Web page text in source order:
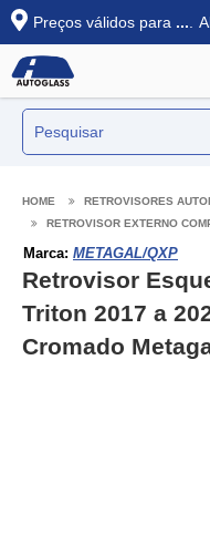
Preços válidos para ...
RETROVISORES
RETROVISOR EXTERNO
Marca: METAGAL/QXP
Retrovisor
Triton 2017 a
Cromado